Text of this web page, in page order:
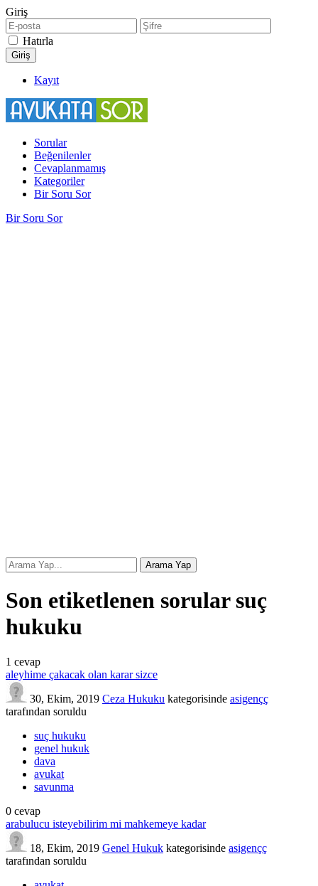
Giriş
Hatırla
Kayıt
Sorular
Beğenilenler
Cevaplanmamış
Kategoriler
Bir Soru Sor
Bir Soru Sor
Son etiketlenen sorular suç
hukuku
1 cevap
aleyhime çakacak olan karar sizce
30, Ekim, 2019 Ceza Hukuku kategorisinde asigençç
tarafından soruldu
suç hukuku
genel hukuk
dava
avukat
savunma
0 cevap
arabulucu isteyebilirim mi mahkemeye kadar
18, Ekim, 2019 Genel Hukuk kategorisinde asigençç
tarafından soruldu